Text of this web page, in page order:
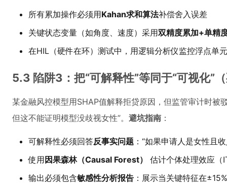
所有累加操作必须用Kahan求和算法补偿舍入误差
关键状态变量（如角度、速度）采用双精度累加+单精
在HIL（硬件在环）测试中，用逻辑分析仪监控浮点单
5.3 陷阱3：把“可解释性”等同于“可视化”
某金融风控模型用SHAP值解释拒贷原因，但监管审计时被
但这不能证明模型没歧视女性”。 避坑指南 ：
可解释性必须回答反事实问题 ：“如果申请人是女性且
使用 因果森林（Causal Forest）
估计个体处理效应（
输出必须包含敏感性分析报告 ：展示当关键特征在